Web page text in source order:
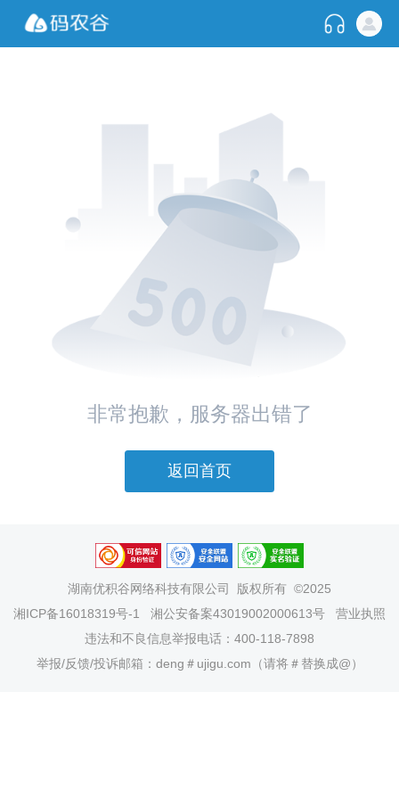
非常抱歉，服务器出错了
返回首页
湖南优积谷网络科技有限公司
版权所有 ©2025
湘ICP备16018319号-1
湘公安备案43019002000613号
营业执照
违法和不良信息举报电话：400-118-7898
举报/反馈/投诉邮箱：deng＃ujigu.com（请将＃替换成@）